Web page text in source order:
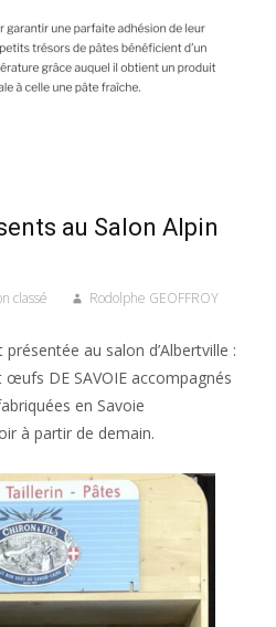
au Salon Alpin
classé Rodolphe GEOFFROY
au salon d’Albertville :
DE SAVOIE accompagnés
en Savoie
à partir de demain.